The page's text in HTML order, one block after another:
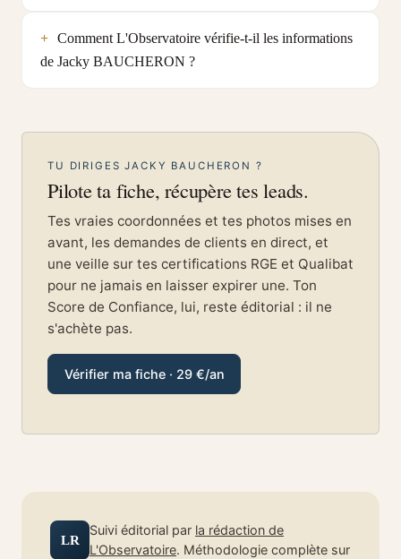
Comment L'Observatoire vérifie-t-il les informations
de Jacky BAUCHERON ?
TU DIRIGES JACKY BAUCHERON ?
Pilote ta fiche, récupère tes leads.
Tes vraies coordonnées et tes photos mises en
avant, les demandes de clients en direct, et
une veille sur tes certifications RGE et Qualibat
pour ne jamais en laisser expirer une. Ton
Score de Confiance, lui, reste éditorial : il ne
s'achète pas.
Vérifier ma fiche · 29 €/an
LR
Suivi éditorial par la rédaction de
L'Observatoire. Méthodologie complète sur